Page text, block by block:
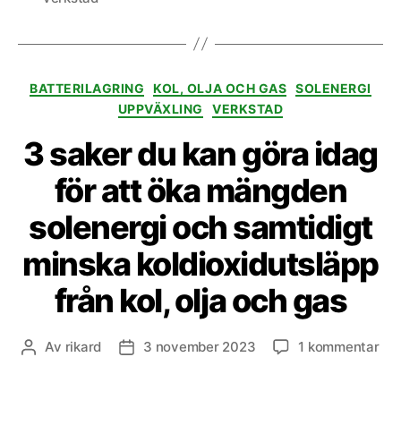
Kategorier
BATTERILAGRING KOL, OLJA OCH GAS SOLENERGI
UPPVÄXLING
VERKSTAD
3 saker du kan göra idag
för att öka mängden
solenergi och samtidigt
minska koldioxidutsläpp
från kol, olja och gas
Inläggsförfattare
Av rikard Inläggsdatum
3 november 2023 1 kommentartill